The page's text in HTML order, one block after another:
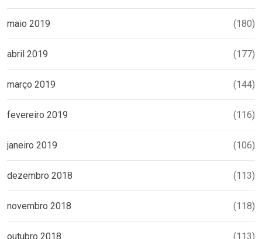
maio 2019 (180)
abril 2019 (177)
março 2019 (144)
fevereiro 2019 (116)
janeiro 2019 (106)
dezembro 2018 (113)
novembro 2018 (118)
outubro 2018 (113)